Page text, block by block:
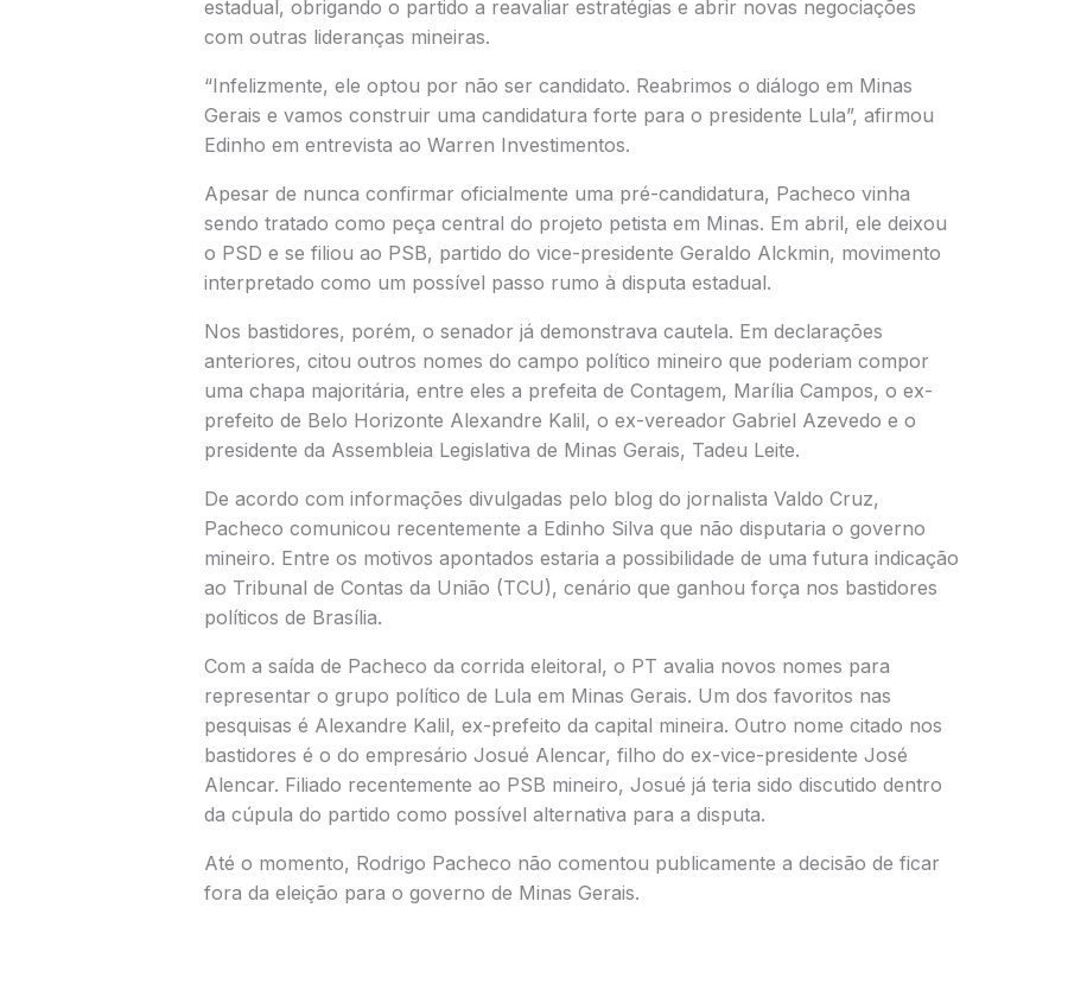
estadual, obrigando o partido a reavaliar estratégias e abrir novas negociações
com outras lideranças mineiras.
“Infelizmente, ele optou por não ser candidato. Reabrimos o diálogo em Minas
Gerais e vamos construir uma candidatura forte para o presidente Lula”, afirmou
Edinho em entrevista ao Warren Investimentos.
Apesar de nunca confirmar oficialmente uma pré-candidatura, Pacheco vinha
sendo tratado como peça central do projeto petista em Minas. Em abril, ele deixou
o PSD e se filiou ao PSB, partido do vice-presidente Geraldo Alckmin, movimento
interpretado como um possível passo rumo à disputa estadual.
Nos bastidores, porém, o senador já demonstrava cautela. Em declarações
anteriores, citou outros nomes do campo político mineiro que poderiam compor
uma chapa majoritária, entre eles a prefeita de Contagem, Marília Campos, o ex-
prefeito de Belo Horizonte Alexandre Kalil, o ex-vereador Gabriel Azevedo e o
presidente da Assembleia Legislativa de Minas Gerais, Tadeu Leite.
De acordo com informações divulgadas pelo blog do jornalista Valdo Cruz,
Pacheco comunicou recentemente a Edinho Silva que não disputaria o governo
mineiro. Entre os motivos apontados estaria a possibilidade de uma futura indicação
ao Tribunal de Contas da União (TCU), cenário que ganhou força nos bastidores
políticos de Brasília.
Com a saída de Pacheco da corrida eleitoral, o PT avalia novos nomes para
representar o grupo político de Lula em Minas Gerais. Um dos favoritos nas
pesquisas é Alexandre Kalil, ex-prefeito da capital mineira. Outro nome citado nos
bastidores é o do empresário Josué Alencar, filho do ex-vice-presidente José
Alencar. Filiado recentemente ao PSB mineiro, Josué já teria sido discutido dentro
da cúpula do partido como possível alternativa para a disputa.
Até o momento, Rodrigo Pacheco não comentou publicamente a decisão de ficar
fora da eleição para o governo de Minas Gerais.